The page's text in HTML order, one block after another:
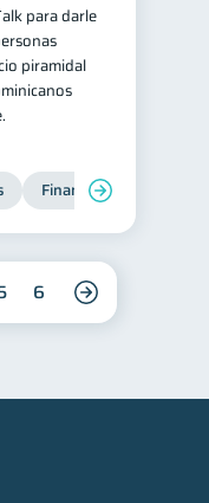
para darle
piramidal
Finanzas personales
6